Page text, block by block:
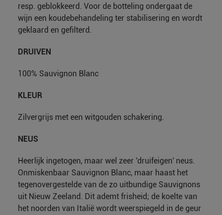
resp. geblokkeerd. Voor de botteling ondergaat de
wijn een koudebehandeling ter stabilisering en wordt
geklaard en gefilterd.
DRUIVEN
100% Sauvignon Blanc
KLEUR
Zilvergrijs met een witgouden schakering.
NEUS
Heerlijk ingetogen, maar wel zeer 'druifeigen' neus.
Onmiskenbaar Sauvignon Blanc, maar haast het
tegenovergestelde van de zo uitbundige Sauvignons
uit Nieuw Zeeland. Dit ademt frisheid; de koelte van
het noorden van Italië wordt weerspiegeld in de geur